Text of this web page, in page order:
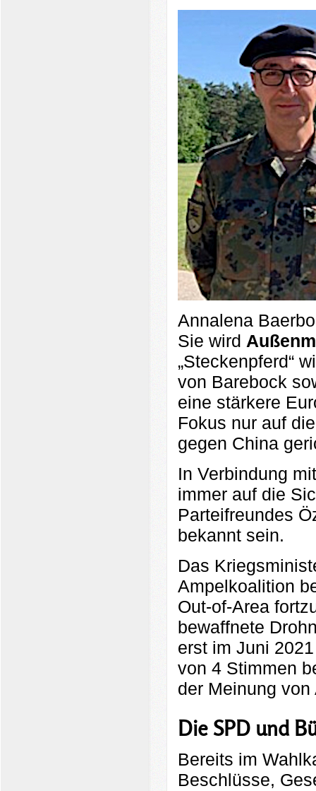
Annalena
Sie wird
„Steckenpferd“
von Barebock
eine stärkere
Fokus nur auf
gegen China
In Verbindung
immer auf die
Parteifreundes
bekannt sein.
Das
Ampelkoalition
Out-of-Area
bewaffnete
erst im Juni
von 4 Stimmen
der Meinung
Die SPD und
Bereits im
Beschlüsse,